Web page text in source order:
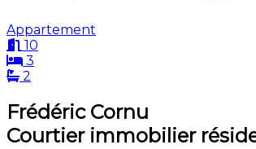
Appartement
10
3
2
Frédéric Cornu
Courtier immobilier